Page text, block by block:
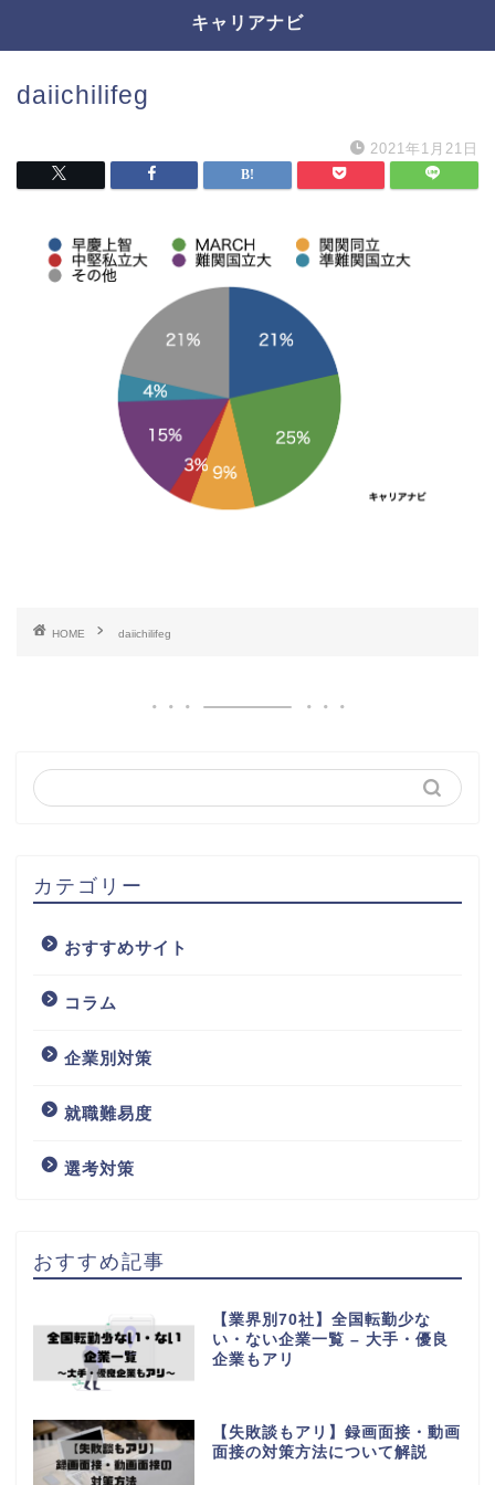
キャリアナビ
daiichilifeg
2021年1月21日
HOME daiichilifeg
カテゴリー
おすすめサイト
コラム
企業別対策
就職難易度
選考対策
おすすめ記事
【業界別70社】全国転勤少な
い・ない企業一覧 – 大手・優良
企業もアリ
【失敗談もアリ】録画面接・動画
面接の対策方法について解説